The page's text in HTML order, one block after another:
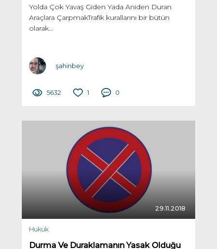
Yolda Çok Yavaş Giden Yada Aniden Duran
Araçlara ÇarpmakTrafik kurallarını bir bütün
olarak...
şahinbey
5632 1 0
29.11.2018
Hukuk
Durma Ve Duraklamanın Yasak Olduğu